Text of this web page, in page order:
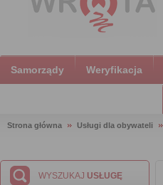
Samorządy Weryfikacja
Strona główna Usługi dla obywateli
WYSZUKAJ USŁUGĘ